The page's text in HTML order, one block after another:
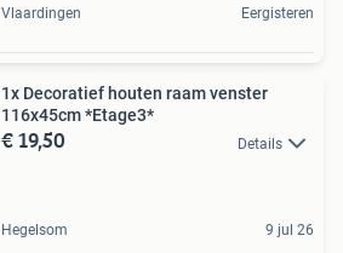
Vlaardingen Eergisteren
1x Decoratief houten raam venster
116x45cm *Etage3*
€ 19,50 Details
Hegelsom 9 jul 26